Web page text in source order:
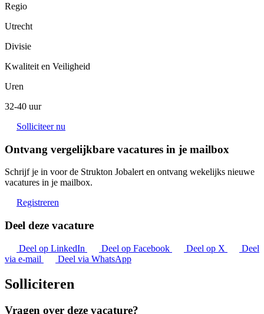
Regio
Utrecht
Divisie
Kwaliteit en Veiligheid
Uren
32-40 uur
Solliciteer nu
Ontvang vergelijkbare vacatures in je mailbox
Schrijf je in voor de Strukton Jobalert en ontvang wekelijks nieuwe
vacatures in je mailbox.
Registreren
Deel deze vacature
Deel op LinkedIn Deel op Facebook Deel op X
Deel
via e-mail
Deel via WhatsApp
Solliciteren
Vragen over deze vacature?